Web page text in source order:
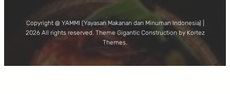
Copyright @ YAMMI (Yayasan Makanan dan Minuman Indonesia) |
2026 All rights reserved. Theme Gigantic Construction by Kortez
Themes.